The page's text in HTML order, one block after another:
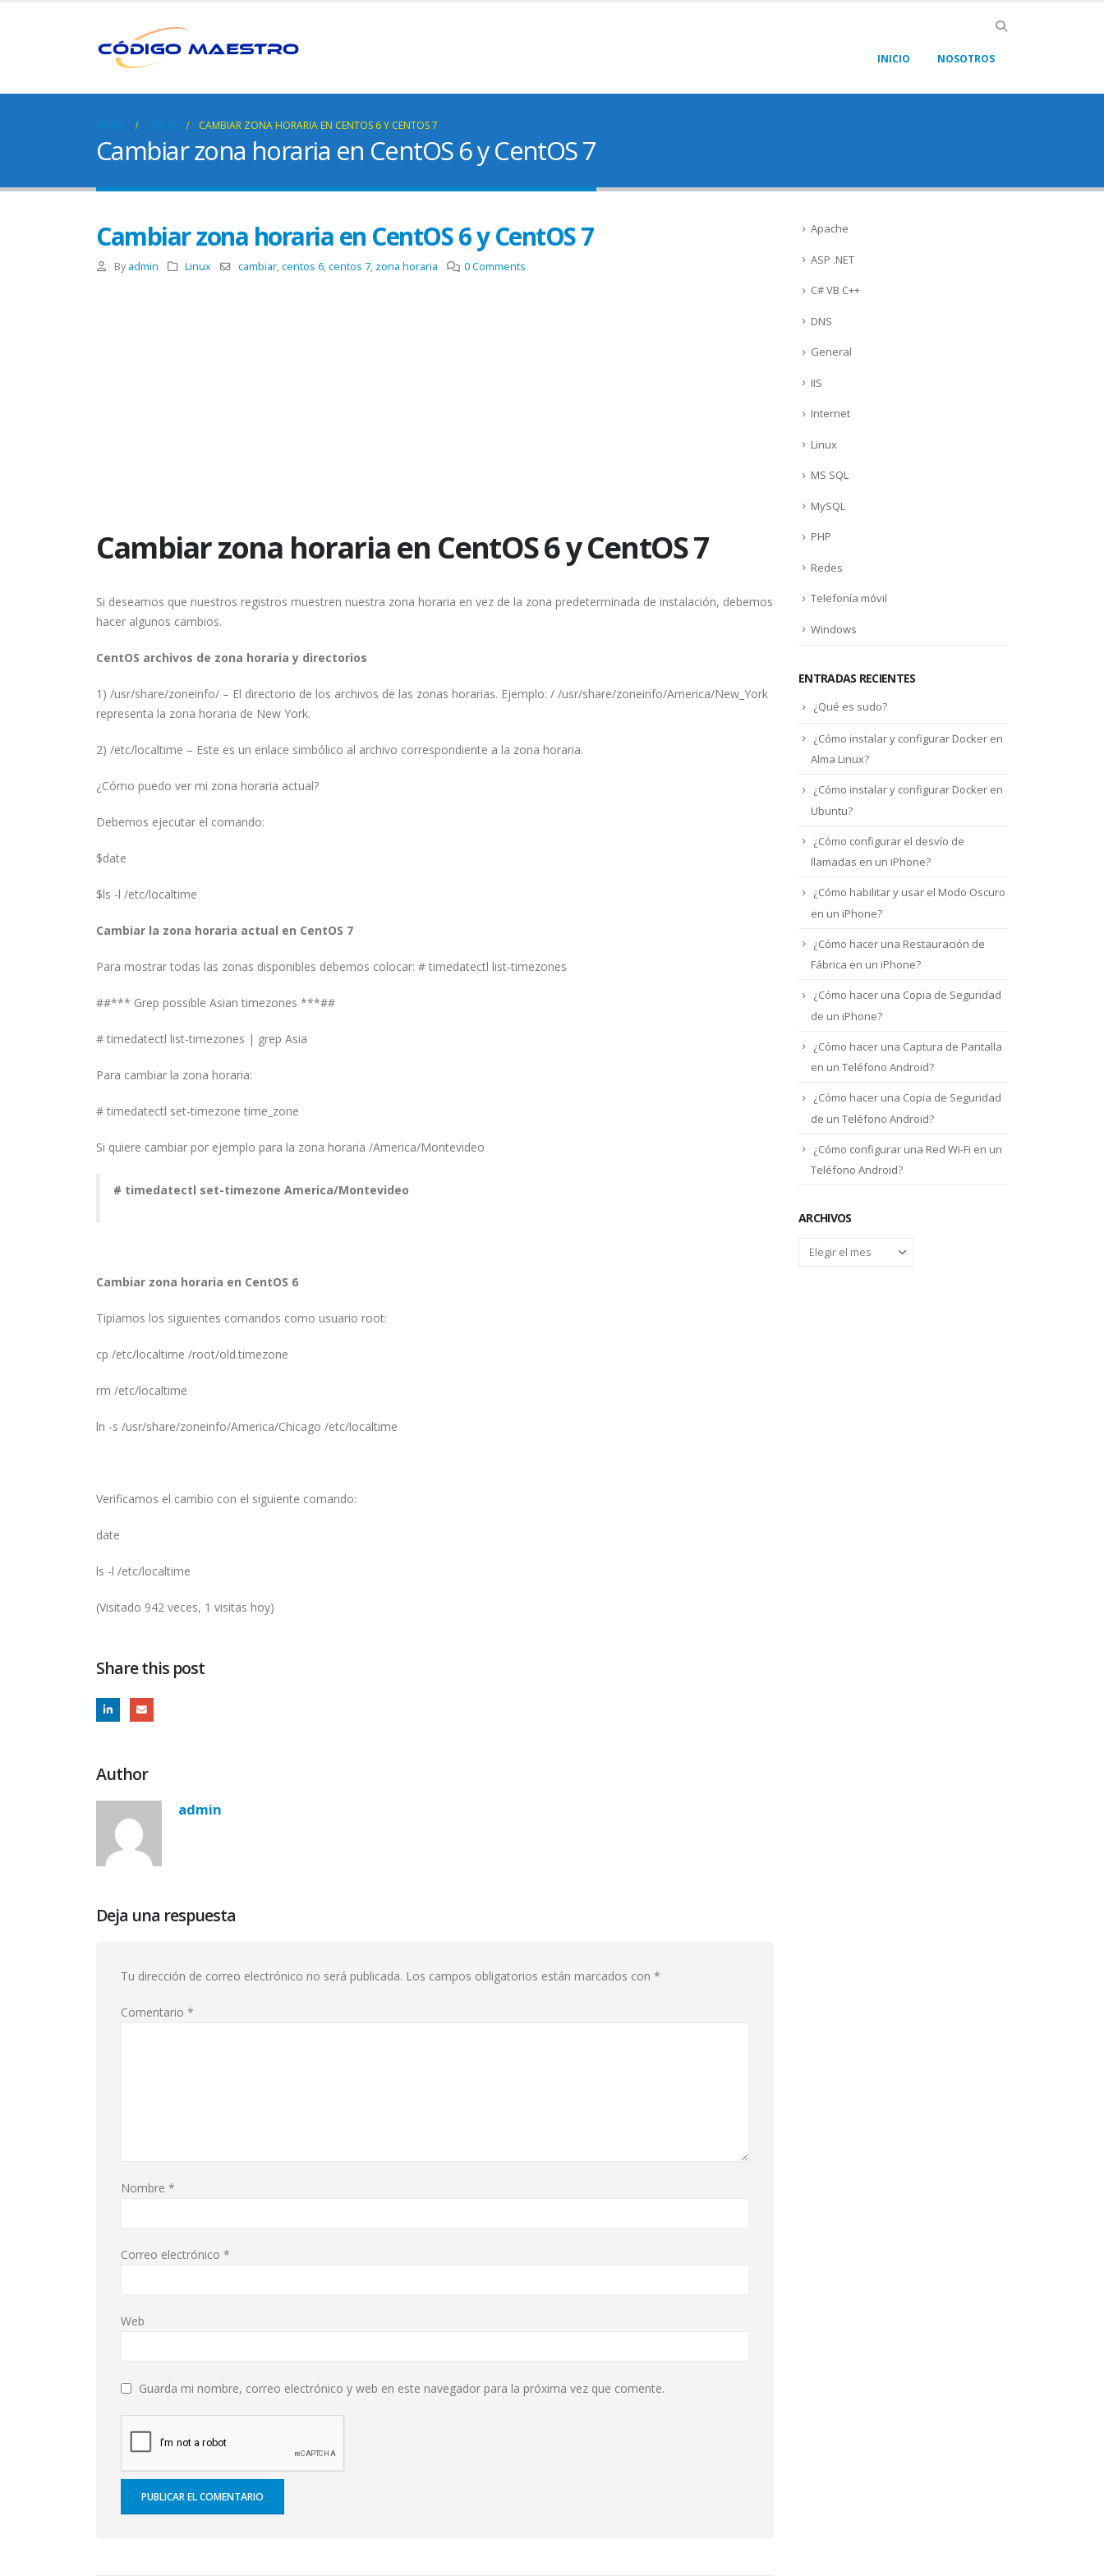
INICIO NOSOTROS
HOME LINUX CAMBIAR ZONA HORARIA EN CENTOS 6 Y CENTOS 7
Cambiar zona horaria en CentOS 6 y CentOS 7
Cambiar zona horaria en CentOS 6 y CentOS 7
By admin Linux cambiar,centos 6,centos 7, zona horaria 0 Comments
Cambiar zona horaria en CentOS 6 y CentOS 7
Si deseamos que nuestros registros muestren nuestra zona horaria en vez de la zona predeterminada de instalación, debemos
hacer algunos cambios.
CentOS archivos de zona horaria y directorios
1) /usr/share/zoneinfo/ – El directorio de los archivos de las zonas horarias. Ejemplo: / /usr/share/zoneinfo/America/New_York
representa la zona horaria de New York.
2) /etc/localtime – Este es un enlace simbólico al archivo correspondiente a la zona horaria.
¿Cómo puedo ver mi zona horaria actual?
Debemos ejecutar el comando:
$date
$ls -l /etc/localtime
Cambiar la zona horaria actual en CentOS 7
Para mostrar todas las zonas disponibles debemos colocar: # timedatectl list-timezones
##*** Grep possible Asian timezones ***##
# timedatectl list-timezones | grep Asia
Para cambiar la zona horaria:
# timedatectl set-timezone time_zone
Si quiere cambiar por ejemplo para la zona horaria /America/Montevideo
# timedatectl set-timezone America/Montevideo
Cambiar zona horaria en CentOS 6
Tipiamos los siguientes comandos como usuario root:
cp /etc/localtime /root/old.timezone
rm /etc/localtime
ln -s /usr/share/zoneinfo/America/Chicago /etc/localtime
Verificamos el cambio con el siguiente comando:
date
ls -l /etc/localtime
(Visitado 942 veces, 1 visitas hoy)
Share this post
Author
admin
Deja una respuesta
Tu dirección de correo electrónico no será publicada. Los campos obligatorios están marcados con *
Comentario *
Nombre *
Correo electrónico *
Web
Guarda mi nombre, correo electrónico y web en este navegador para la próxima vez que comente.
Apache
ASP .NET
C# VB C++
DNS
General
IIS
Internet
Linux
MS SQL
MySQL
PHP
Redes
Telefonía móvil
Windows
ENTRADAS RECIENTES
¿Qué es sudo?
¿Cómo instalar y configurar Docker en
Alma Linux?
¿Cómo instalar y configurar Docker en
Ubuntu?
¿Cómo configurar el desvío de
llamadas en un iPhone?
¿Cómo habilitar y usar el Modo Oscuro
en un iPhone?
¿Cómo hacer una Restauración de
Fábrica en un iPhone?
¿Cómo hacer una Copia de Seguridad
de un iPhone?
¿Cómo hacer una Captura de Pantalla
en un Teléfono Android?
¿Cómo hacer una Copia de Seguridad
de un Teléfono Android?
¿Cómo configurar una Red Wi-Fi en un
Teléfono Android?
ARCHIVOS
Archivos